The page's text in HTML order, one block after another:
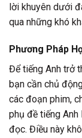
lời khuyên dưới
qua những khó
Phương Pháp
Để tiếng Anh trở
bạn cần chủ
các đoạn phim,
phụ đề tiếng
đọc. Điều này